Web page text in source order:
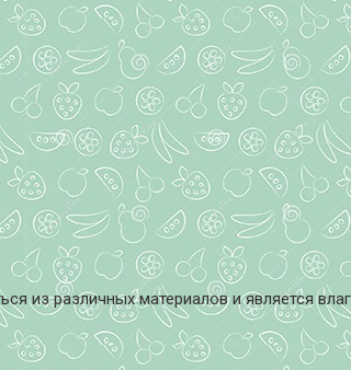
из различных материалов и является